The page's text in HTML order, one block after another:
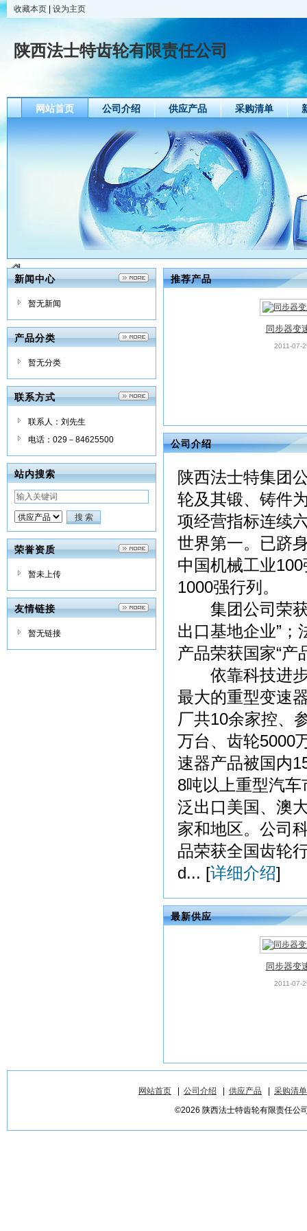
收藏本页 设为主页
陕西法士特齿轮有限责任公司
网站首页 公司介绍 供应产品 采购清单
新闻中心
暂无新闻
产品分类
暂无分类
联系方式
联系人：刘先生
电话：029－84625500
站内搜索
荣誉资质
暂未上传
友情链接
暂无链接
推荐产品
同步器变
2011-07-
公司介绍
陕西法士特集团
轮及其锻、铸件
项经营指标连续
世界第一。已跻
中国机械工业
1000强行列。
集团公司荣获“
出口基地企业”；
产品荣获国家“
依靠科技进步
最大的重型变速
厂共10余家控、
万台、齿轮5000
速器产品被国内
8吨以上重型汽
泛出口美国、澳
家和地区。公司
品荣获全国齿轮
d... [详细介绍]
最新供应
同步器变
2011-07-
网站首页 公司介绍 供应产品
采购清单
©2026 陕西法士特齿轮有限责任公